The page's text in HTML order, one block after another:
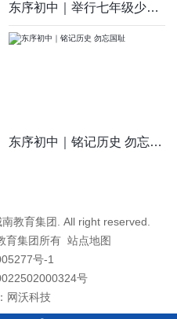
东序初中｜举行七年级少先队建队仪式
东序初中｜铭记历史 勿忘国耻
教育集团. All right reserved.
育集团所有 站点地图
号-1
号
网沃科技